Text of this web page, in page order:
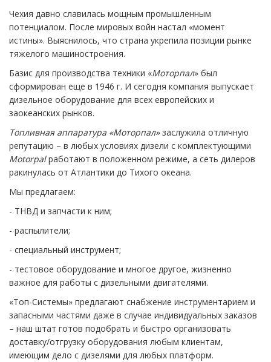
Чехия давно славилась мощным промышленным
потенциалом. После мировых войн настал «момент
истины». Выяснилось, что страна укрепила позиции рынке
тяжелого машиностроения.
Базис для производства техники «Моторпал» был
сформирован еще в 1946 г. И сегодня компания выпускает
дизельное оборудование для всех европейских и
заокеанских рынков.
Топливная аппаратура «Моторпал»заслужила отличную
репутацию – в любых условиях дизели с комплектующими
Motorpalработают в положенном режиме, а сеть дилеров
ракинулась от Атлантики до Тихого океана.
Мы предлагаем:
- ТНВД и запчасти к ним;
- распылители;
- специальный инструмент;
- тестовое оборудование и многое другое, жизненно
важное для работы с дизельными двигателями.
«Топ-Системы» предлагают снабжение инструментарием и
запасными частями даже в случае индивидуальных заказов
– наш штат готов подобрать и быстро организовать
доставку/отгрузку оборудования любым клиентам,
имеющим дело с дизелями для любых платформ.